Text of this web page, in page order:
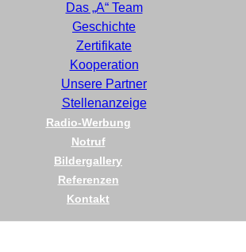
Das „A“ Team
Geschichte
Zertifikate
Kooperation
Unsere Partner
Stellenanzeige
Radio-Werbung
Notruf
Bildergallery
Referenzen
Kontakt